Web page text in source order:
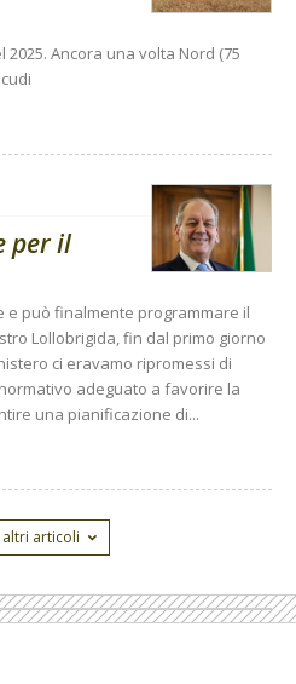
Ancora una volta Nord (75
per il
e può finalmente programmare il
Lollobrigida, fin dal primo giorno
ci eravamo ripromessi di
adeguato a favorire la
una pianificazione di...
altri articoli